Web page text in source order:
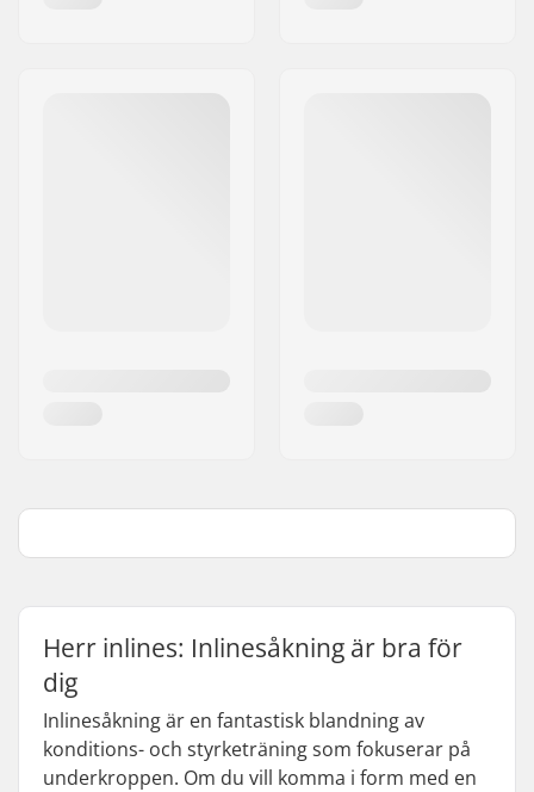
Herr inlines: Inlinesåkning är bra för
dig
Inlinesåkning är en fantastisk blandning av
konditions- och styrketräning som fokuserar på
underkroppen. Om du vill komma i form med en